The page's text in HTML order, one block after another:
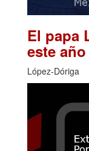
El papa
este
López-Dóriga